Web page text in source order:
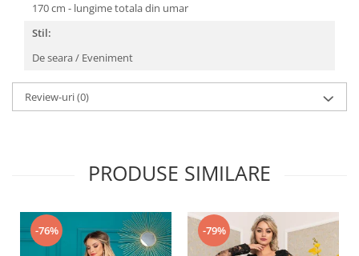
170 cm - lungime totala din umar
Stil:
De seara / Eveniment
Review-uri(0)
PRODUSE SIMILARE
-76% -79%